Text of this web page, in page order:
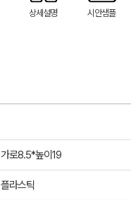
상세설명 시안샘플
가로8.5*높이19
플라스틱